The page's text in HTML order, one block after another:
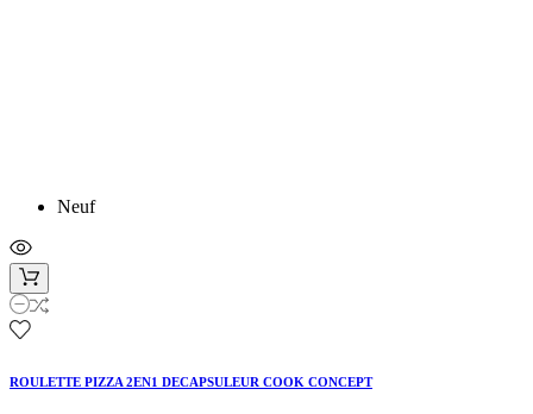
Neuf
ROULETTE PIZZA 2EN1 DECAPSULEUR COOK CONCEPT